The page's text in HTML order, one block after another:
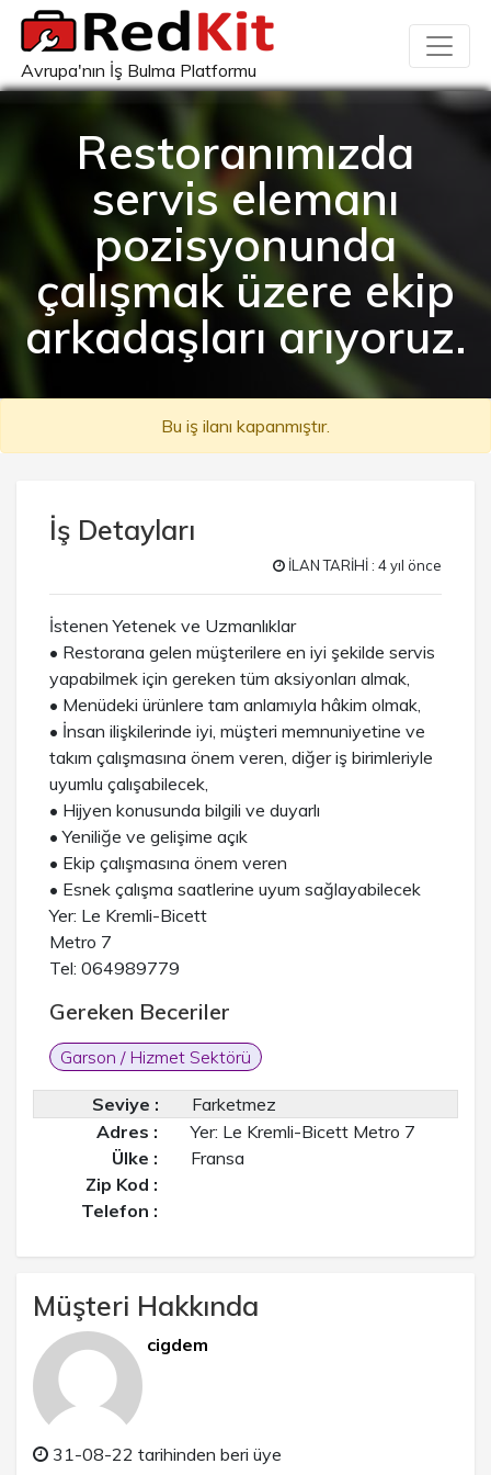
Avrupa'nın İş Bulma Platformu
Restoranımızda
servis elemanı
pozisyonunda
çalışmak üzere ekip
arkadaşları arıyoruz.
Bu iş ilanı kapanmıştır.
İş Detayları
İLAN TARİHİ : 4 yıl önce
İstenen Yetenek ve Uzmanlıklar
• Restorana gelen müşterilere en iyi şekilde servis
yapabilmek için gereken tüm aksiyonları almak,
• Menüdeki ürünlere tam anlamıyla hâkim olmak,
• İnsan ilişkilerinde iyi, müşteri memnuniyetine ve
takım çalışmasına önem veren, diğer iş birimleriyle
uyumlu çalışabilecek,
• Hijyen konusunda bilgili ve duyarlı
• Yeniliğe ve gelişime açık
• Ekip çalışmasına önem veren
• Esnek çalışma saatlerine uyum sağlayabilecek
Yer: Le Kremli-Bicett
Metro 7
Tel: 064989779
Gereken Beceriler
Garson / Hizmet Sektörü
Seviye :
Farketmez
Adres :
Yer: Le Kremli-Bicett Metro 7
Ülke :
Fransa
Zip Kod :
Telefon :
Müşteri Hakkında
cigdem
31-08-22 tarihinden beri üye